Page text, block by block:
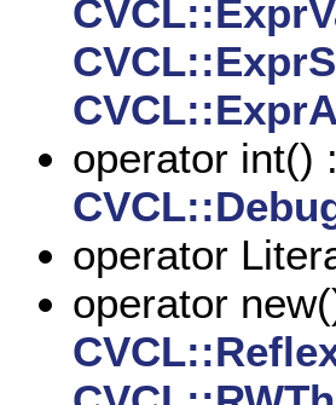
operator int() :
operator
operator